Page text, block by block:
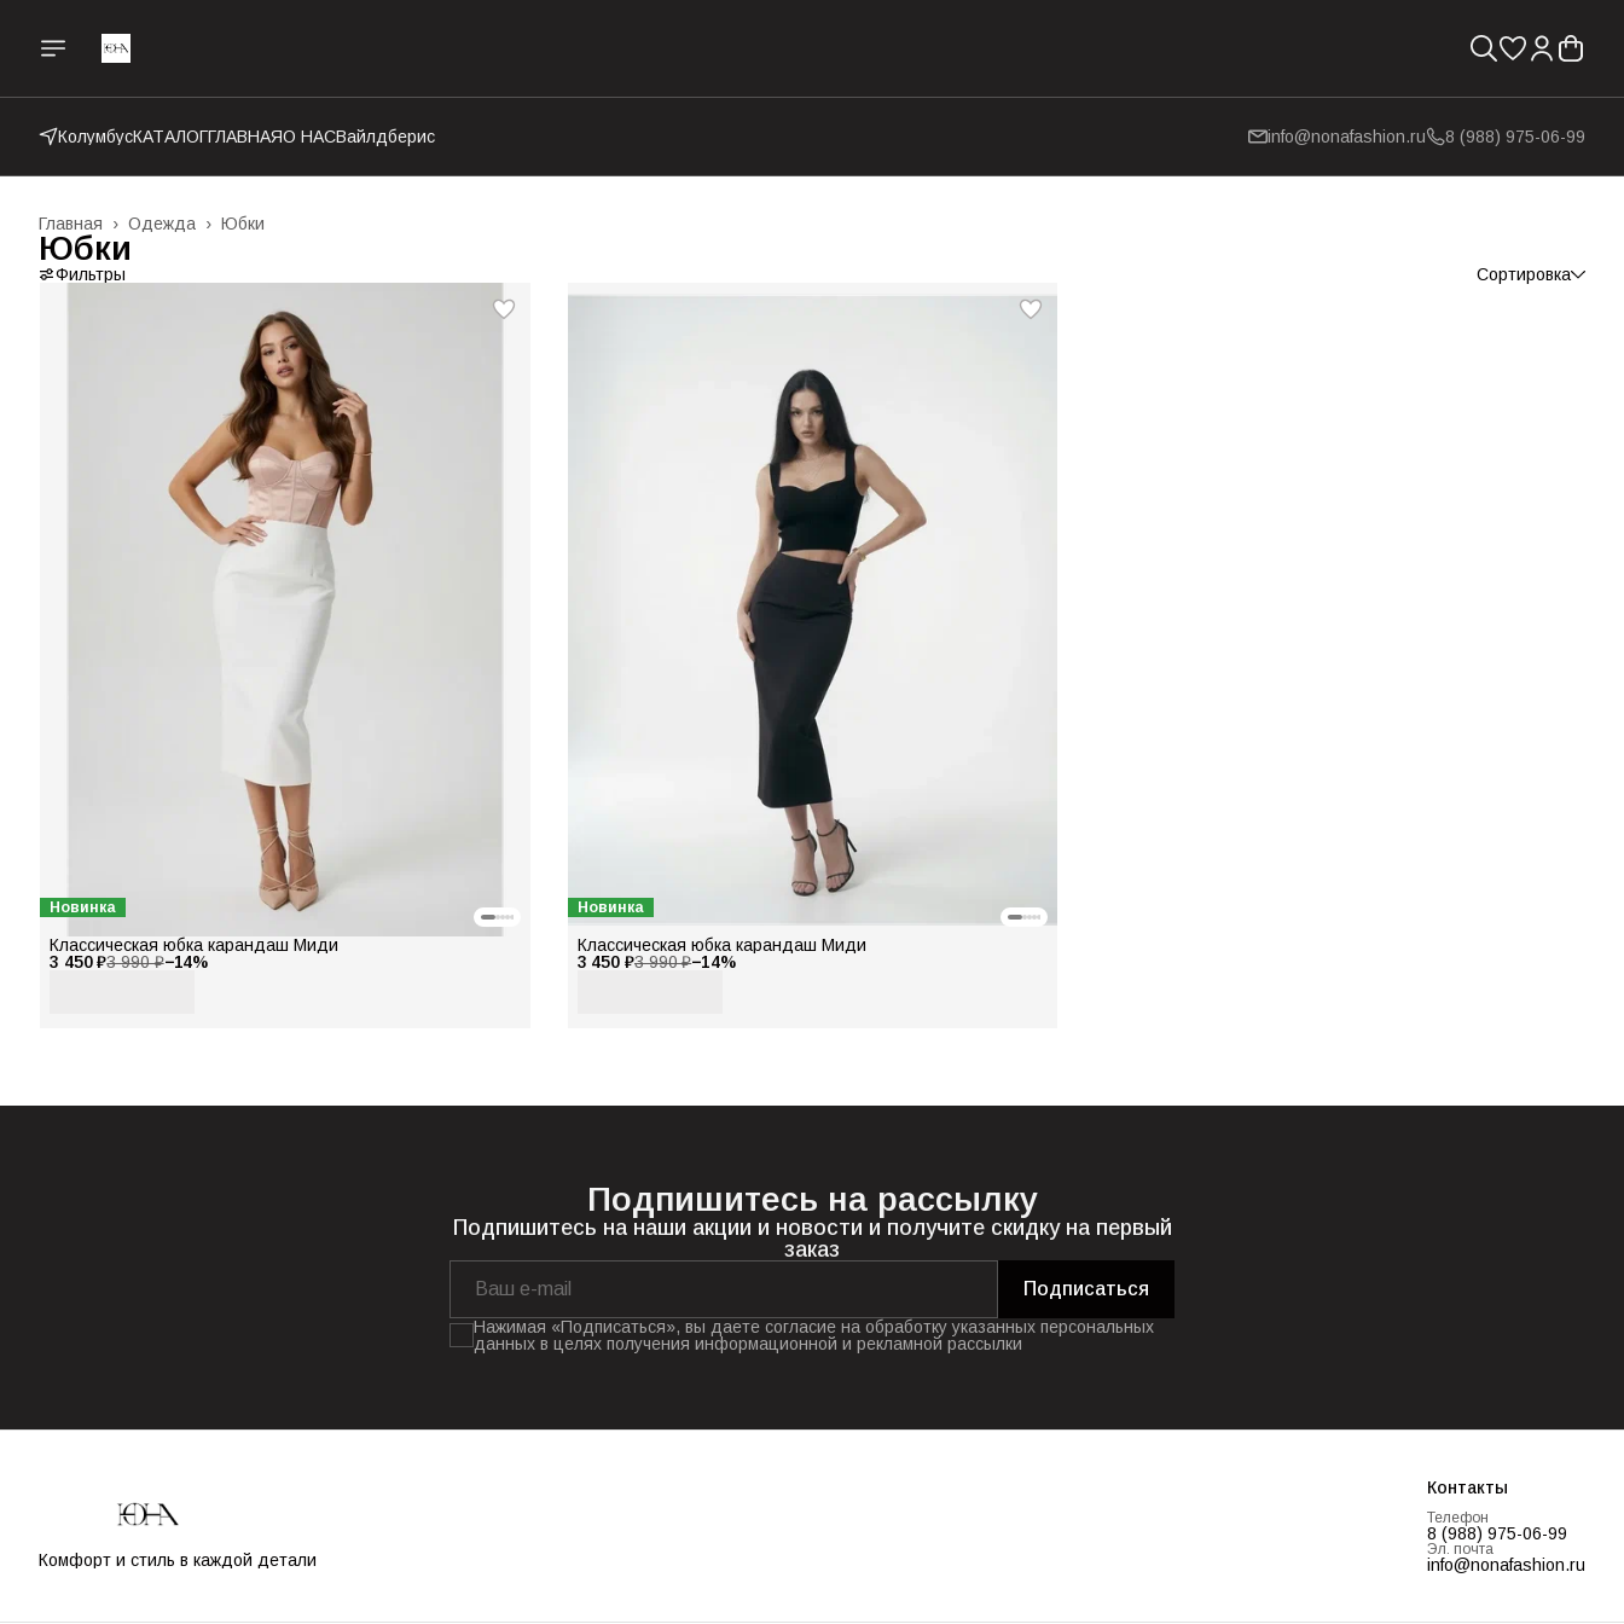
КолумбусКАТАЛОГГЛАВНАЯО НАСВайлдберис info@nonafashion.ru 8 (988) 975-06-99
Юбки
Одежда ›
Главная ›
Юбки
Фильтры Сортировка
Новинка
3 450 ₽3 990 ₽−14%
Классическая юбка карандаш Миди
Новинка
3 450 ₽3 990 ₽−14%
Классическая юбка карандаш Миди
Подпишитесь на рассылку
Подпишитесь на наши акции и новости и получите скидку на первый
заказ
Подписаться
Нажимая «Подписаться», вы даете согласие на обработку указанных персональных
данных в целях получения информационной и рекламной рассылки
Комфорт и стиль в каждой детали
Контакты
Телефон
8 (988) 975-06-99
Эл. почта
info@nonafashion.ru